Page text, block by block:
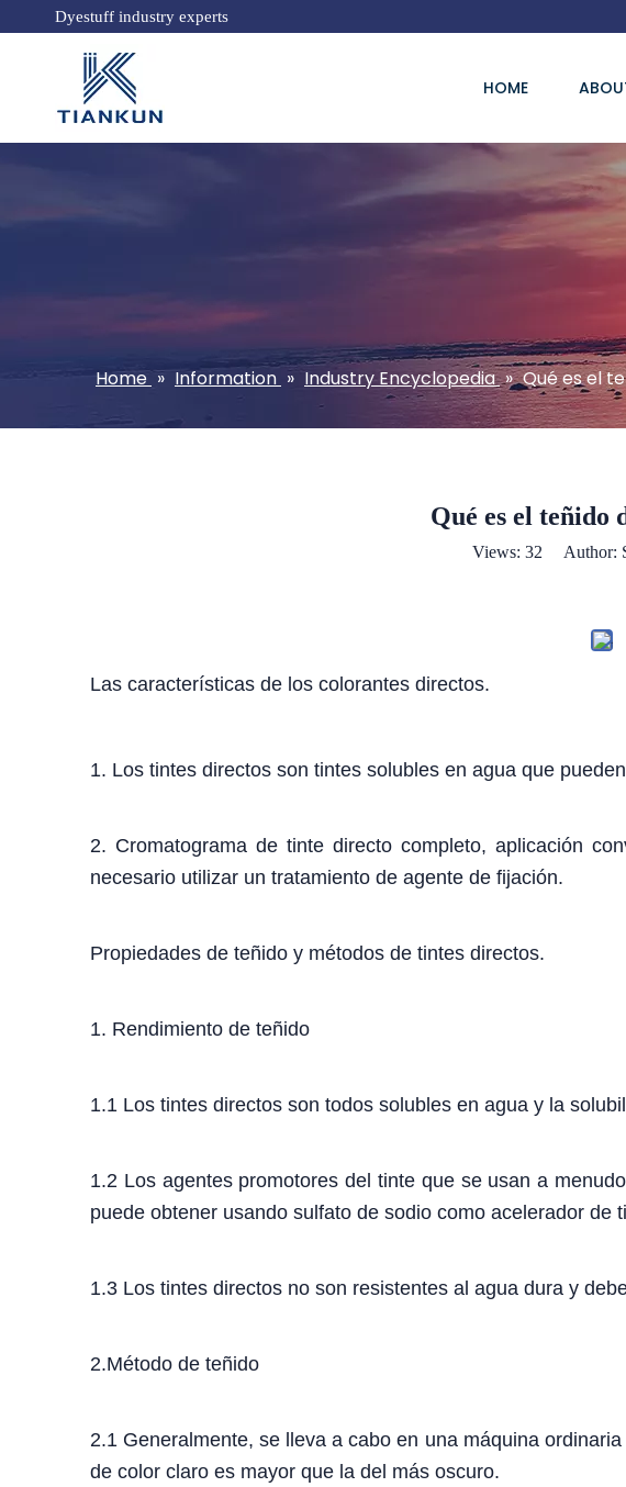
Dyestuff industry experts
HOME
Home » Information » Industry Encyclopedia » Qué es el
Qué es el teñido
Views: 32 Author:
Las características de los colorantes directos.
1. Los tintes directos son tintes solubles en agua que
2. Cromatograma de tinte directo completo, aplicación
necesario utilizar un tratamiento de agente de fijación.
Propiedades de teñido y métodos de tintes directos.
1. Rendimiento de teñido
1.1 Los tintes directos son todos solubles en agua y la
1.2 Los agentes promotores del tinte que se usan a
puede obtener usando sulfato de sodio como acelerador de
1.3 Los tintes directos no son resistentes al agua dura y
2.Método de teñido
2.1 Generalmente, se lleva a cabo en una máquina
de color claro es mayor que la del más oscuro.